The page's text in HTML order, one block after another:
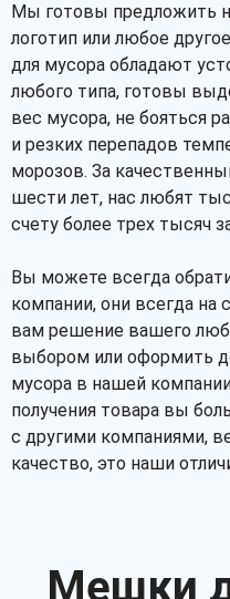
Мы готовы предложить
логотип или любое
для мусора обладают
любого типа, готовы
вес мусора, не бояться
и резких перепадов
морозов. За
шести лет, нас любят
счету более трех тысяч
Вы можете всегда
компании, они всегда на
вам решение вашего
выбором или оформить
мусора в нашей
получения товара вы
с другими компаниями,
качество, это наши
Мешки